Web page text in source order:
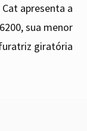
Cat apresenta a
sua menor
giratória